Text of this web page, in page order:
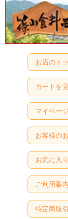
お店のト
カートを
マイペー
お客様の
お気に入
ご利用案内
特定商取